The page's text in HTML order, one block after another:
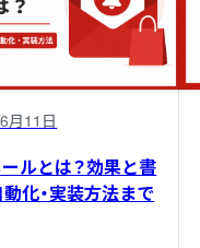
月11日
ルとは？効果と書
動化・実装方法まで